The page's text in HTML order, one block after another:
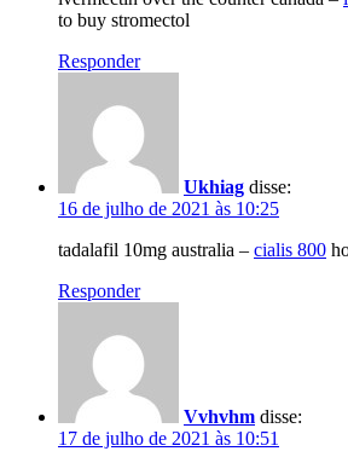
to buy stromectol
Responder
Ukhiag disse:
16 de julho de 2021 às 10:25
tadalafil 10mg australia – cialis 800
Responder
Vvhvhm disse:
17 de julho de 2021 às 10:51